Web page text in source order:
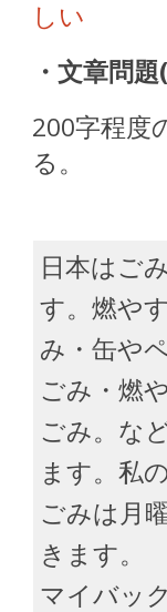
しい
・文章問
200字程度
る。
日本はご
す。燃や
み・缶や
ごみ・燃
ごみ。な
ます。私
ごみは月
きます。
マイバッ